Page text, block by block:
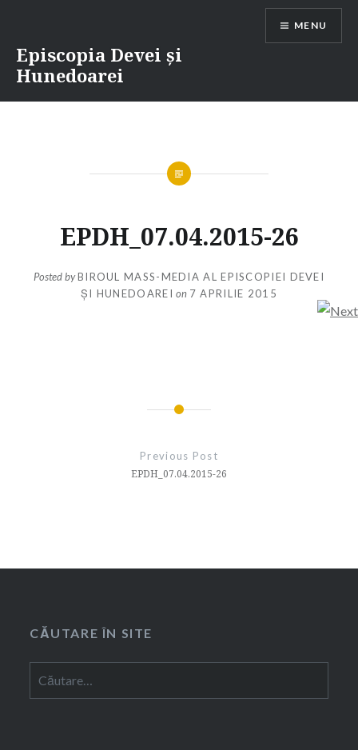
content
Episcopia Devei și
Hunedoarei
MENU
EPDH_07.04.2015-26
Posted byBIROUL MASS-MEDIA AL EPISCOPIEI DEVEI
ȘI HUNEDOAREI on 7 APRILIE 2015
Previous Post
EPDH_07.04.2015-26
CĂUTARE ÎN SITE
după: